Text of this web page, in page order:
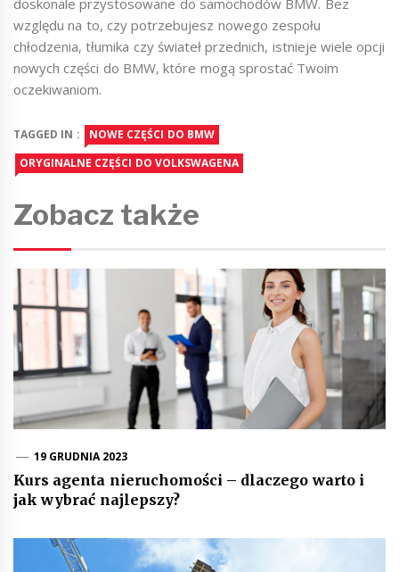
doskonale przystosowane do samochodów BMW. Bez
względu na to, czy potrzebujesz nowego zespołu
chłodzenia, tłumika czy świateł przednich, istnieje wiele opcji
nowych części do BMW, które mogą sprostać Twoim
oczekiwaniom.
TAGGED IN :
NOWE CZĘŚCI DO BMW
ORYGINALNE CZĘŚCI DO VOLKSWAGENA
Zobacz także
19 GRUDNIA 2023
Kurs agenta nieruchomości – dlaczego warto i
jak wybrać najlepszy?